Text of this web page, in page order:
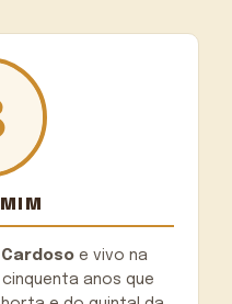
e vivo na
anos que